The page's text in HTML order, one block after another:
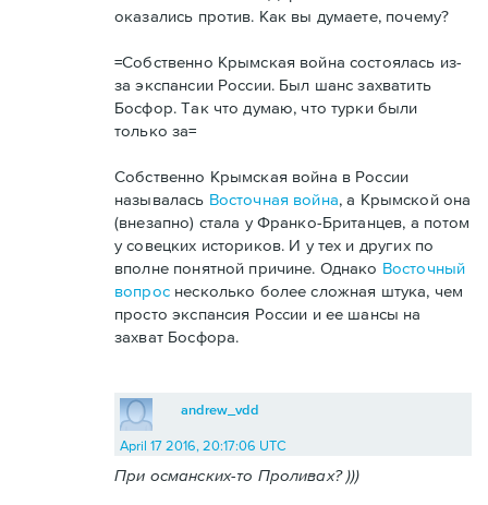
оказались против. Как вы думаете, почему?
=Собственно Крымская война состоялась из-
за экспансии России. Был шанс захватить
Босфор. Так что думаю, что турки были
только за=
Собственно Крымская война в России
называлась Восточная война, а Крымской она
(внезапно) стала у Франко-Британцев, а потом
у совецких историков. И у тех и других по
вполне понятной причине. Однако Восточный
вопроснесколько более сложная штука, чем
просто экспансия России и ее шансы на
захват Босфора.
andrew_vdd
April 17 2016, 20:17:06 UTC
При османских-то Проливах? )))